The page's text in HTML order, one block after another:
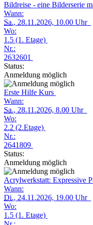
Bildreise - eine Bilderserie
Wann:
Sa., 28.11.2026, 10.00 Uhr
Wo:
1.5 (1. Etage)
Nr.:
2632601
Status:
Anmeldung möglich
Erste Hilfe Kurs
Wann:
Sa., 28.11.2026, 8.00 Uhr
Wo:
2.2 (2.Etage)
Nr.:
2641809
Status:
Anmeldung möglich
Acrylwerkstatt: Expressive
Wann:
Di., 24.11.2026, 19.00 Uhr
Wo:
1.5 (1. Etage)